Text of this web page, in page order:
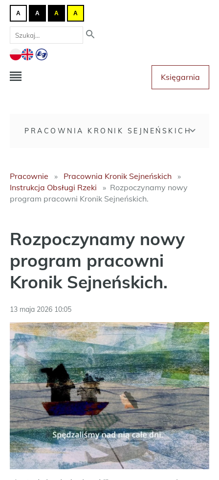
A A A A
Księgarnia
PRACOWNIA KRONIK SEJNEŃSKICH
Pracownie
Pracownia Kronik Sejneńskich
Instrukcja Obsługi Rzeki
Rozpoczynamy nowy
program pracowni Kronik Sejneńskich.
Rozpoczynamy nowy
program pracowni
Kronik Sejneńskich.
13 maja 2026 10:05